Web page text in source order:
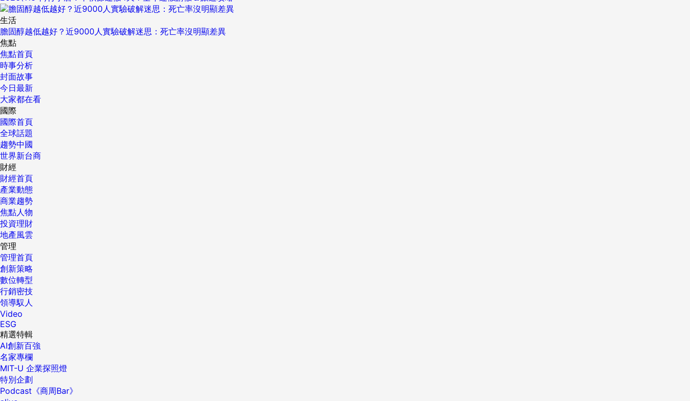
生活
膽固醇越低越好？近9000人實驗破解迷思：死亡率沒明顯差異
焦點
焦點首頁
時事分析
封面故事
今日最新
大家都在看
國際
國際首頁
全球話題
趨勢中國
世界新台商
財經
財經首頁
產業動態
商業趨勢
焦點人物
投資理財
地產風雲
管理
管理首頁
創新策略
數位轉型
行銷密技
領導馭人
Video
ESG
精選特輯
AI創新百強
名家專欄
MIT-U 企業探照燈
特別企劃
Podcast《商周Bar》